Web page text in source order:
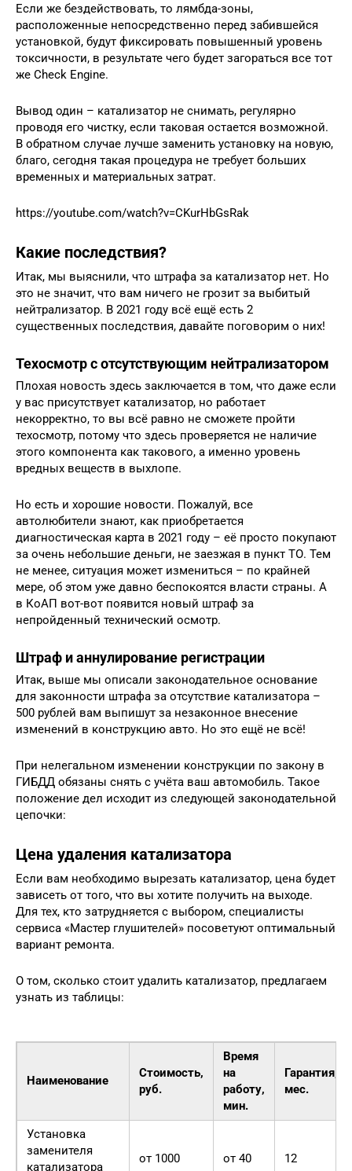
Если же бездействовать, то лямбда-зоны,
расположенные непосредственно перед забившейся
установкой, будут фиксировать повышенный уровень
токсичности, в результате чего будет загораться все тот
же Check Engine.
Вывод один – катализатор не снимать, регулярно
проводя его чистку, если таковая остается возможной.
В обратном случае лучше заменить установку на новую,
благо, сегодня такая процедура не требует больших
временных и материальных затрат.
https://youtube.com/watch?v=CKurHbGsRak
Какие последствия?
Итак, мы выяснили, что штрафа за катализатор нет. Но
это не значит, что вам ничего не грозит за выбитый
нейтрализатор. В 2021 году всё ещё есть 2
существенных последствия, давайте поговорим о них!
Техосмотр с отсутствующим нейтрализатором
Плохая новость здесь заключается в том, что даже если
у вас присутствует катализатор, но работает
некорректно, то вы всё равно не сможете пройти
техосмотр, потому что здесь проверяется не наличие
этого компонента как такового, а именно уровень
вредных веществ в выхлопе.
Но есть и хорошие новости. Пожалуй, все
автолюбители знают, как приобретается
диагностическая карта в 2021 году – её просто покупают
за очень небольшие деньги, не заезжая в пункт ТО. Тем
не менее, ситуация может измениться – по крайней
мере, об этом уже давно беспокоятся власти страны. А
в КоАП вот-вот появится новый штраф за
непройденный технический осмотр.
Штраф и аннулирование регистрации
Итак, выше мы описали законодательное основание
для законности штрафа за отсутствие катализатора –
500 рублей вам выпишут за незаконное внесение
изменений в конструкцию авто. Но это ещё не всё!
При нелегальном изменении конструкции по закону в
ГИБДД обязаны снять с учёта ваш автомобиль. Такое
положение дел исходит из следующей законодательной
цепочки:
Цена удаления катализатора
Если вам необходимо вырезать катализатор, цена будет
зависеть от того, что вы хотите получить на выходе.
Для тех, кто затрудняется с выбором, специалисты
сервиса «Мастер глушителей» посоветуют оптимальный
вариант ремонта.
О том, сколько стоит удалить катализатор, предлагаем
узнать из таблицы:
Наименование
Стоимость,
руб.
Время
на
работу,
мин.
Гарантия,
мес.
Установка
заменителя
катализатора
от 1000 от 40 12